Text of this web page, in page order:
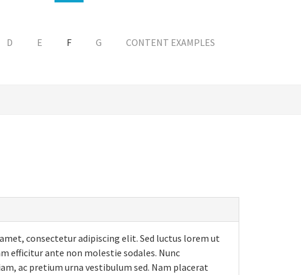
D E F G CONTENT EXAMPLES
consectetur adipiscing elit. Sed luctus lorem ut
efficitur ante non molestie sodales. Nunc
ac pretium urna vestibulum sed. Nam placerat